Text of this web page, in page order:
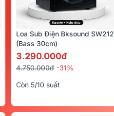
Loa Sub Điện Bksound SW212
(bass 30cm)
3.290.000đ
4.750.000đ -31%
Còn 5/10 suất